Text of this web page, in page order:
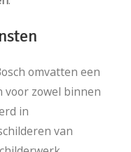
omvatten een
voor zowel binnen
in
van